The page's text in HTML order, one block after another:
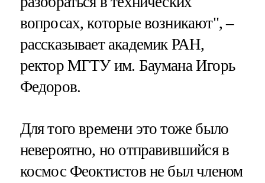
вопросах, которые возникают", –
рассказывает академик РАН,
ректор МГТУ им. Баумана Игорь
Федоров.
Для того времени это тоже было
невероятно, но отправившийся в
космос Феоктистов не был членом